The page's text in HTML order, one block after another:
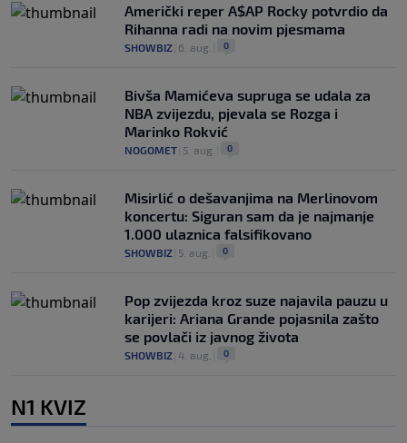
Američki reper A$AP Rocky potvrdio da
Rihanna radi na novim pjesmama
SHOWBIZ 6. aug. 0
Bivša Mamićeva supruga se udala za
NBA zvijezdu, pjevala se Rozga i
Marinko Rokvić
NOGOMET 5. aug. 0
Misirlić o dešavanjima na Merlinovom
koncertu: Siguran sam da je najmanje
1.000 ulaznica falsifikovano
SHOWBIZ 5. aug. 0
Pop zvijezda kroz suze najavila pauzu u
karijeri: Ariana Grande pojasnila zašto
se povlači iz javnog života
SHOWBIZ 4. aug. 0
N1 KVIZ